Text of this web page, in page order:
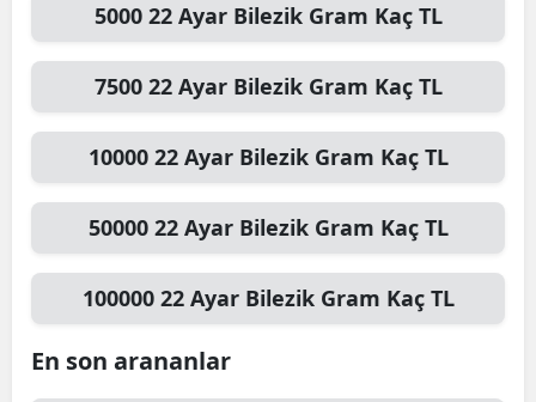
5000 22 Ayar Bilezik Gram Kaç TL
7500 22 Ayar Bilezik Gram Kaç TL
10000 22 Ayar Bilezik Gram Kaç TL
50000 22 Ayar Bilezik Gram Kaç TL
100000 22 Ayar Bilezik Gram Kaç TL
En son arananlar